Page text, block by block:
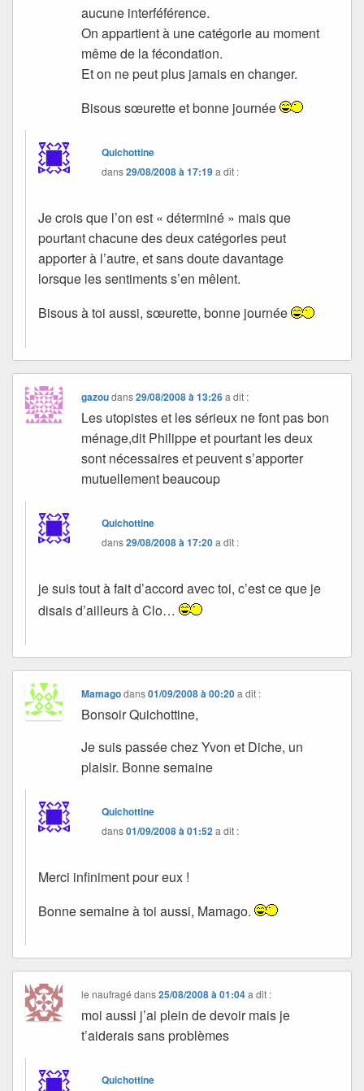
aucune interféférence.
On appartient à une catégorie au moment
même de la fécondation.
Et on ne peut plus jamais en changer.
Bisous sœurette et bonne journée
Quichottine
dans29/08/2008 à 17:19a dit :
Je crois que l’on est « déterminé » mais que
pourtant chacune des deux catégories peut
apporter à l’autre, et sans doute davantage
lorsque les sentiments s’en mêlent.
Bisous à toi aussi, sœurette, bonne journée
gazoudans29/08/2008 à 13:26 a dit :
Les utopistes et les sérieux ne font pas bon
ménage,dit Philippe et pourtant les deux
sont nécessaires et peuvent s’apporter
mutuellement beaucoup
Quichottine
dans29/08/2008 à 17:20a dit :
je suis tout à fait d’accord avec toi, c’est ce que je
disais d’ailleurs à Clo…
Mamagodans01/09/2008 à 00:20 a dit :
Bonsoir Quichottine,
Je suis passée chez Yvon et Diche, un
plaisir. Bonne semaine
Quichottine
dans01/09/2008 à 01:52a dit :
Merci infiniment pour eux !
Bonne semaine à toi aussi, Mamago.
le naufragé dans25/08/2008 à 01:04 a dit :
moi aussi j’ai plein de devoir mais je
t’aiderais sans problèmes
Quichottine